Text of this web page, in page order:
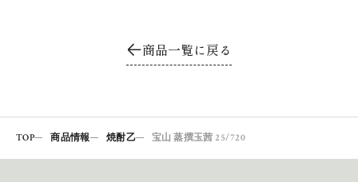
商品一覧に戻る
TOP 商品情報 焼酎乙 宝山 蒸撰玉茜 25/720